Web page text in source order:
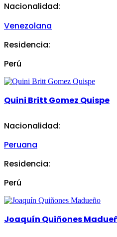
Nacionalidad:
Venezolana
Residencia:
Perú
Quini Britt Gomez Quispe
Nacionalidad:
Peruana
Residencia:
Perú
Joaquín Quiñones